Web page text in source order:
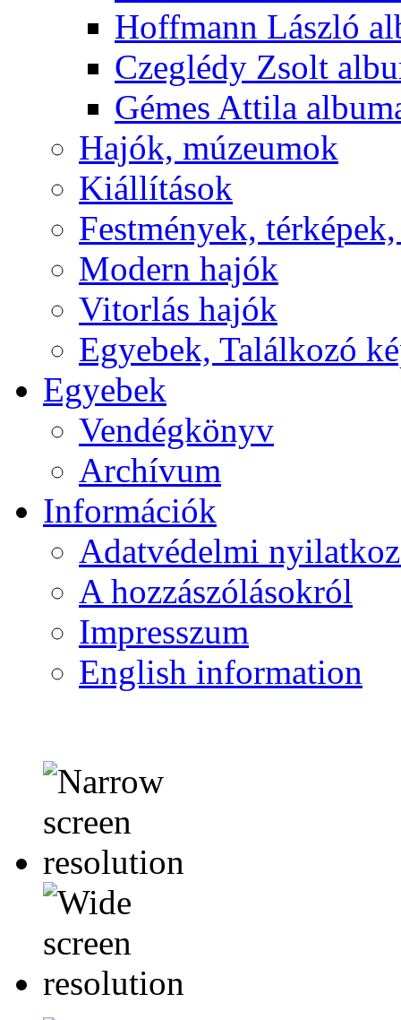
Hoffmann László
Czeglédy Zsolt
Gémes Attila
Hajók, múzeumok
Kiállítások
Festmények,
Modern hajók
Vitorlás hajók
Egyebek, Találkozó
Egyebek
Vendégkönyv
Archívum
Információk
Adatvédelmi
A hozzászólásokról
Impresszum
English information